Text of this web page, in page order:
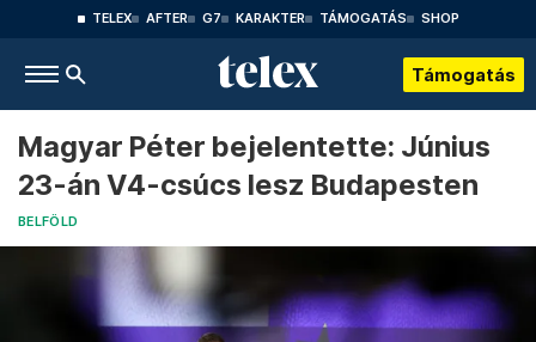
TELEX AFTER G7 KARAKTER TÁMOGATÁS SHOP
Támogatás
Magyar Péter bejelentette: Június
23-án V4-csúcs lesz Budapesten
BELFÖLD